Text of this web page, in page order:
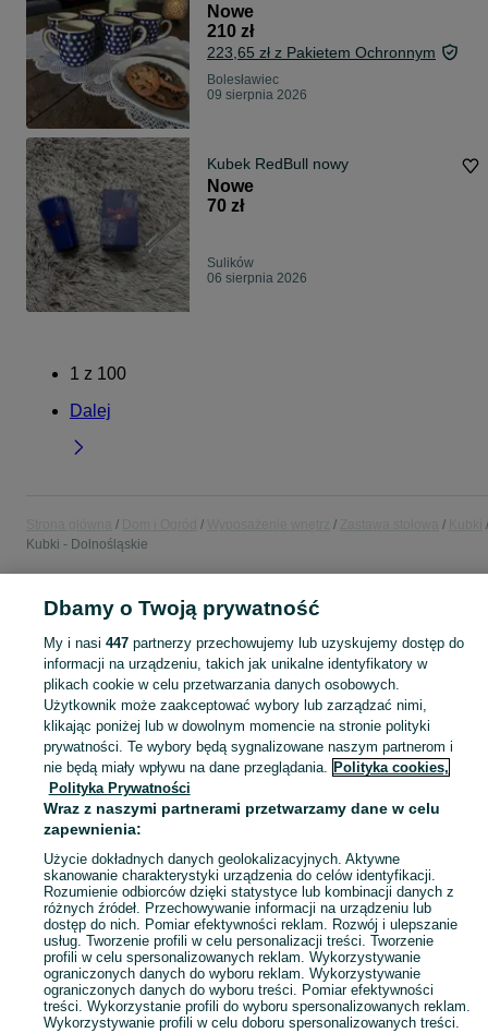
Nowe
210 zł
223,65 zł z Pakietem Ochronnym
Bolesławiec
09 sierpnia 2026
Kubek RedBull nowy
Nowe
70 zł
Sulików
06 sierpnia 2026
1 z 100
Dalej
Kubki - Dolnośląskie
POLSKA » DOLNOŚLĄSKIE
KATEGORIA
Zobacz
Mapa kategorii
Mapa miejscowości
Mapa ministron
Popularne wyszukiwania
Dbamy o Twoją prywatność
My i nasi 447partnerzy przechowujemy lub uzyskujemy dostęp do
informacji na urządzeniu, takich jak unikalne identyfikatory w
plikach cookie w celu przetwarzania danych osobowych.
Użytkownik może zaakceptować wybory lub zarządzać nimi,
klikając poniżej lub w dowolnym momencie na stronie polityki
prywatności. Te wybory będą sygnalizowane naszym partnerom i
nie będą miały wpływu na dane przeglądania. Polityka cookies,
Polityka Prywatności
Wraz z naszymi partnerami przetwarzamy dane w celu
zapewnienia:
Użycie dokładnych danych geolokalizacyjnych. Aktywne
skanowanie charakterystyki urządzenia do celów identyfikacji.
Rozumienie odbiorców dzięki statystyce lub kombinacji danych z
różnych źródeł. Przechowywanie informacji na urządzeniu lub
dostęp do nich. Pomiar efektywności reklam. Rozwój i ulepszanie
usług. Tworzenie profili w celu personalizacji treści. Tworzenie
profili w celu spersonalizowanych reklam. Wykorzystywanie
ograniczonych danych do wyboru reklam. Wykorzystywanie
ograniczonych danych do wyboru treści. Pomiar efektywności
treści. Wykorzystanie profili do wyboru spersonalizowanych reklam.
Wykorzystywanie profili w celu doboru spersonalizowanych treści.